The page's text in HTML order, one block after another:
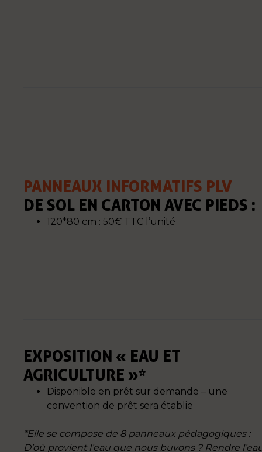
PANNEAUX INFORMATIFS PLV
DE SOL EN CARTON AVEC PIEDS :
120*80 cm : 50€ TTC l’unité
EXPOSITION « EAU ET
AGRICULTURE »*
Disponible en prêt sur demande – une
convention de prêt sera établie
*Elle se compose de 8 panneaux pédagogiques :
D’où provient l’eau que nous buvons ? Rendre